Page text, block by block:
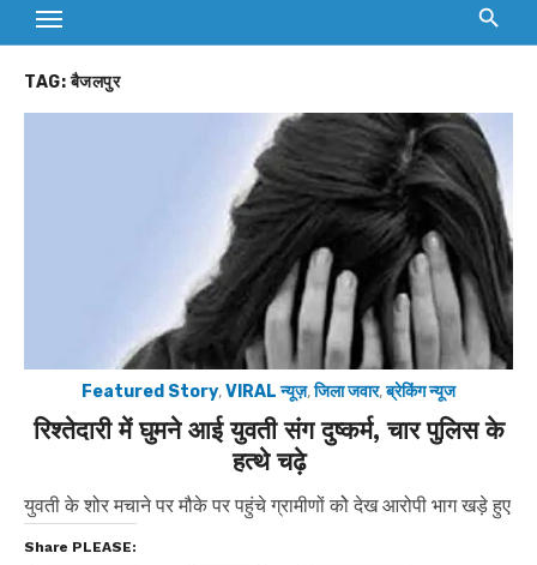
TAG:बैजलपुर
Featured Story,VIRAL न्यूज़,जिला जवार,ब्रेकिंग न्यूज
रिश्तेदारी में घुमने आई युवती संग दुष्कर्म, चार पुलिस के
हत्थे चढ़े
युवती के शोर मचाने पर मौके पर पहुंचे ग्रामीणों कोे देख आरोपी भाग खड़े हुए
Share PLEASE: